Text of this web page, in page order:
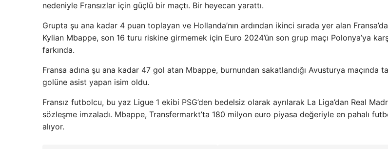
nedeniyle Fransızlar için güçlü bir maçtı. Bir heyecan yarattı.
Grupta şu ana kadar 4 puan toplayan ve Hollanda’nın ardından ikinci sırada yer alan
Kylian Mbappe, son 16 turu riskine girmemek için Euro 2024’ün son grup maçı Polonya’ya
farkında.
Fransa adına şu ana kadar 47 gol atan Mbappe, burnundan sakatlandığı Avusturya maçında
golüne asist yapan isim oldu.
Fransız futbolcu, bu yaz Ligue 1 ekibi PSG’den bedelsiz olarak ayrılarak La Liga’dan Real
sözleşme imzaladı. Mbappe, Transfermarkt’ta 180 milyon euro piyasa değeriyle en pahalı
alıyor.